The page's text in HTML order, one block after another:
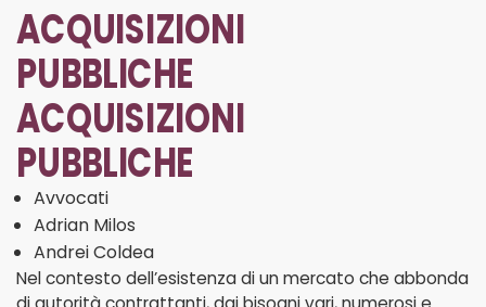
ACQUISIZIONI
PUBBLICHE
ACQUISIZIONI
PUBBLICHE
Avvocati
Adrian Milos
Andrei Coldea
Nel contesto dell’esistenza di un mercato che abbonda